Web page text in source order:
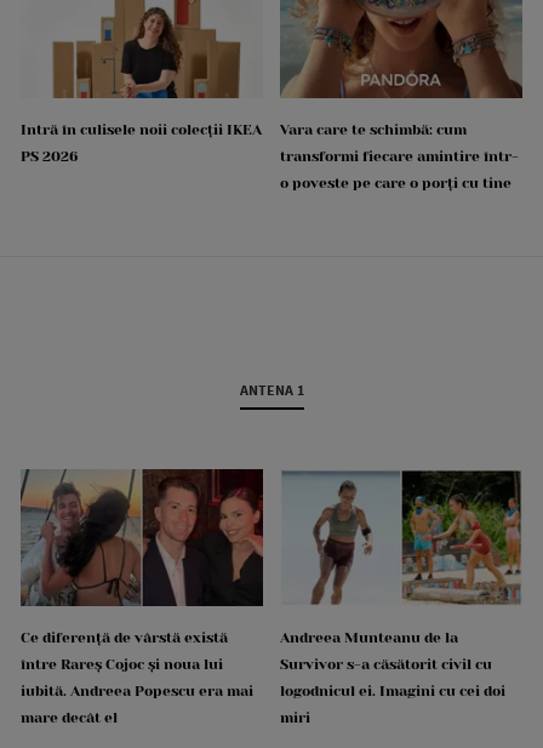
Intră în culisele noii colecții IKEA
PS 2026
Vara care te schimbă: cum
transformi fiecare amintire într-
o poveste pe care o porți cu tine
ANTENA 1
Ce diferență de vârstă există
între Rareș Cojoc și noua lui
iubită. Andreea Popescu era mai
mare decât el
Andreea Munteanu de la
Survivor s-a căsătorit civil cu
logodnicul ei. Imagini cu cei doi
miri